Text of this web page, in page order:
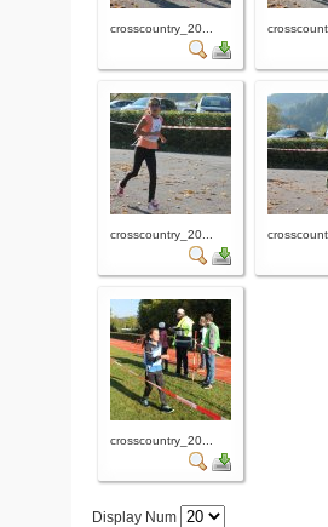
crosscountry_20...
crosscountry_20...
crosscountry_20...
Display Num